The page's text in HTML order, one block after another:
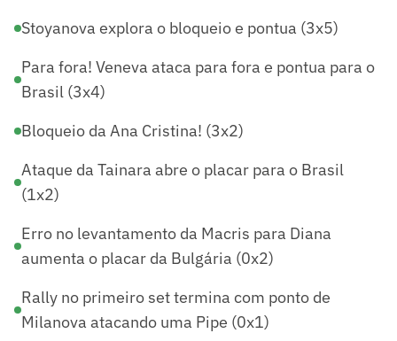
Stoyanova explora o bloqueio e pontua (3x5)
Para fora! Veneva ataca para fora e pontua para o
Brasil (3x4)
Bloqueio da Ana Cristina! (3x2)
Ataque da Tainara abre o placar para o Brasil
(1x2)
Erro no levantamento da Macris para Diana
aumenta o placar da Bulgária (0x2)
Rally no primeiro set termina com ponto de
Milanova atacando uma Pipe (0x1)